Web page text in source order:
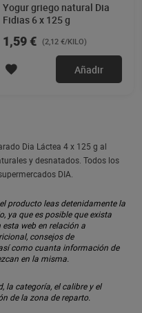
Yogur griego natural Dia
Fidias 6 x 125 g
1,59 € (2,12 €/KILO)
Añadir
Dia Láctea 4 x 125 g al
y desnatados. Todos los
DIA.
producto leas detenidamente la
ya que es posible que exista
web en relación a
consejos de
como cuanta información de
en la misma.
la categoría, el calibre y el
de la zona de reparto.